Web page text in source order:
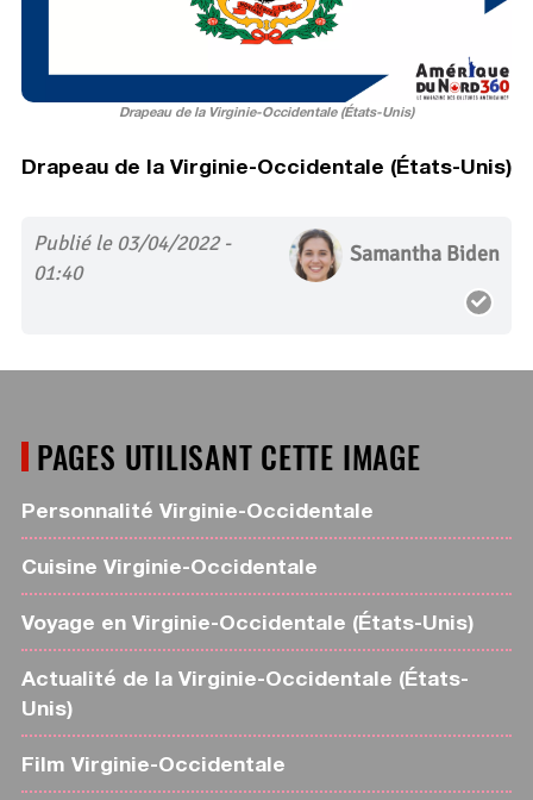
Drapeau de la Virginie-Occidentale (États-Unis)
Drapeau de la Virginie-Occidentale (États-Unis)
Publié le 03/04/2022 -
01:40
Samantha Biden
PAGES UTILISANT CETTE IMAGE
Personnalité Virginie-Occidentale
Cuisine Virginie-Occidentale
Voyage en Virginie-Occidentale (États-Unis)
Actualité de la Virginie-Occidentale (États-
Unis)
Film Virginie-Occidentale